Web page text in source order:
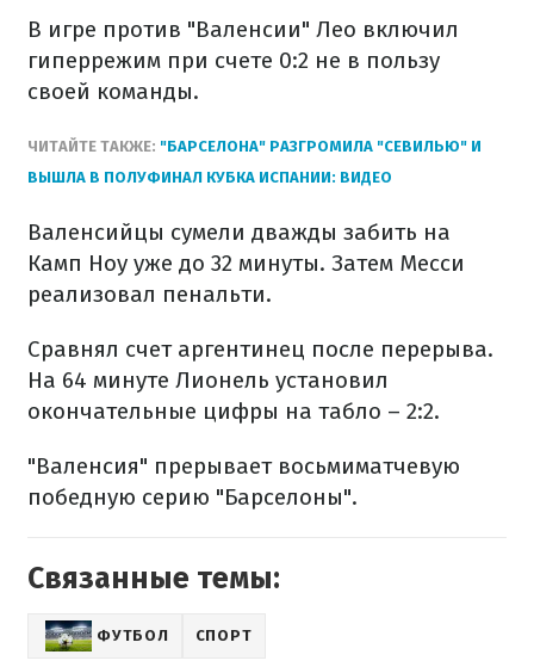
В игре против "Валенсии" Лео включил
гиперрежим при счете 0:2 не в пользу
своей команды.
ЧИТАЙТЕ ТАКЖЕ: "БАРСЕЛОНА" РАЗГРОМИЛА "СЕВИЛЬЮ" И
ВЫШЛА В ПОЛУФИНАЛ КУБКА ИСПАНИИ: ВИДЕО
Валенсийцы сумели дважды забить на
Камп Ноу уже до 32 минуты. Затем Месси
реализовал пенальти.
Сравнял счет аргентинец после перерыва.
На 64 минуте Лионель установил
окончательные цифры на табло – 2:2.
"Валенсия" прерывает восьмиматчевую
победную серию "Барселоны".
Связанные темы:
ФУТБОЛ СПОРТ